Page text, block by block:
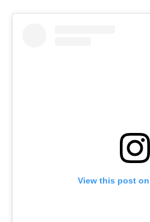
View this post